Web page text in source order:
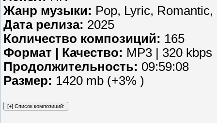
Жанр музыки: Pop, Lyric, Romantic,
Дата релиза: 2025
Количество композиций: 165
Формат | Качество: MP3 | 320 kbps
Продолжительность: 09:59:08
Размер: 1420 mb (+3% )